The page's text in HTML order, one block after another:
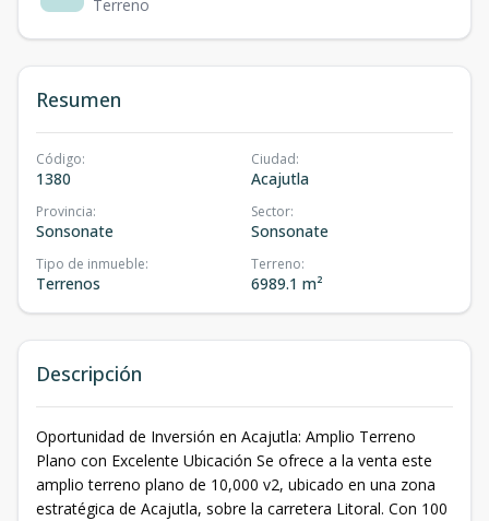
Terreno
Resumen
Código:
1380
Ciudad:
Acajutla
Provincia:
Sonsonate
Sector:
Sonsonate
Tipo de inmueble:
Terrenos
Terreno:
6989.1 m²
Descripción
Oportunidad de Inversión en Acajutla: Amplio Terreno
Plano con Excelente Ubicación Se ofrece a la venta este
amplio terreno plano de 10,000 v2, ubicado en una zona
estratégica de Acajutla, sobre la carretera Litoral. Con 100